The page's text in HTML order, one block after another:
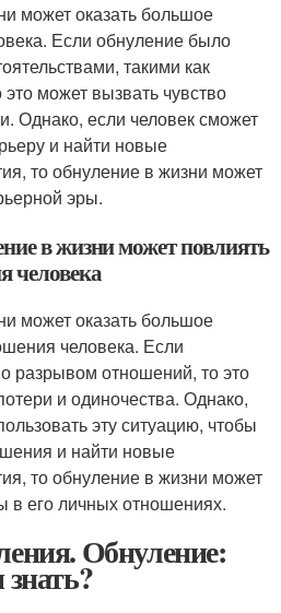
может оказать большое
Если обнуление было
такими как
может вызвать чувство
Однако, если человек сможет
и найти новые
то обнуление в жизни может
эры.
в жизни может повлиять
человека
может оказать большое
человека. Если
разрывом отношений, то это
и одиночества. Однако,
эту ситуацию, чтобы
и найти новые
то обнуление в жизни может
в его личных отношениях.
Обнуление: